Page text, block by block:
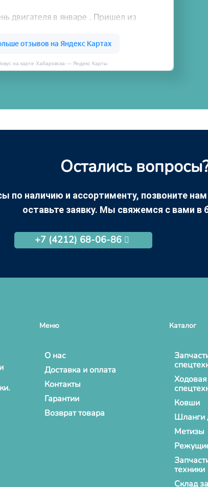
на карте Хабаровска — Яндекс Карты
Остались
по наличию и ассортименту, позвоните
оставьте заявку. Мы свяжемся с вами в
+7 (4212) 68-06-86
Меню
О нас
Доставка и оплата
Контакты
Гарантии
Возврат товара
Каталог
Ковши
Шланги
Метизы
техники
Склад